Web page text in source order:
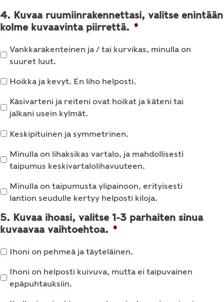
4. Kuvaa ruumiinrakennettasi, valitse enintään
kolme kuvaavinta piirrettä. *
Vankkarakenteinen ja / tai kurvikas, minulla on
suuret luut.
Hoikka ja kevyt. En liho helposti.
Käsivarteni ja reiteni ovat hoikat ja käteni tai
jalkani usein kylmät.
Keskipituinen ja symmetrinen.
Minulla on lihaksikas vartalo, ja mahdollisesti
taipumus keskivartalolihavuuteen.
Minulla on taipumusta ylipainoon, erityisesti
lantion seudulle kertyy helposti kiloja.
5. Kuvaa ihoasi, valitse 1-3 parhaiten sinua
kuvaavaa vaihtoehtoa. *
Ihoni on pehmeä ja täyteläinen.
Ihoni on helposti kuivuva, mutta ei taipuvainen
epäpuhtauksiin.